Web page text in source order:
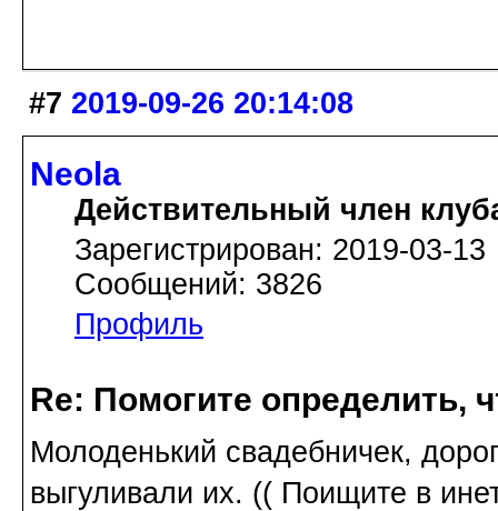
#7 2019-09-26 20:14:08
Neola
Действительный член
Зарегистрирован: 2019-03-13
Сообщений: 3826
Профиль
Re: Помогите определить,
Молоденький свадебничек,
выгуливали их. (( Поищите в